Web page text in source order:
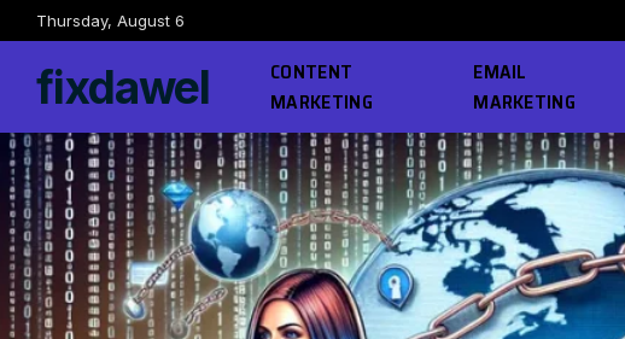
Thursday, August 6
fixdawel
CONTENT
MARKETING
EMAIL
MARKETING